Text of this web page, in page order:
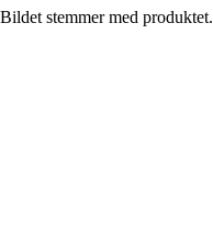
stemmer med produktet.